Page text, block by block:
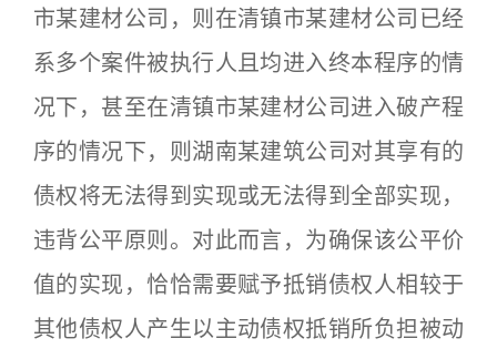
市某建材公司，则在清镇市某建材公司已经
系多个案件被执行人且均进入终本程序的情
况下，甚至在清镇市某建材公司进入破产程
序的情况下，则湖南某建筑公司对其享有的
债权将无法得到实现或无法得到全部实现，
违背公平原则。对此而言，为确保该公平价
值的实现，恰恰需要赋予抵销债权人相较于
其他债权人产生以主动债权抵销所负担被动